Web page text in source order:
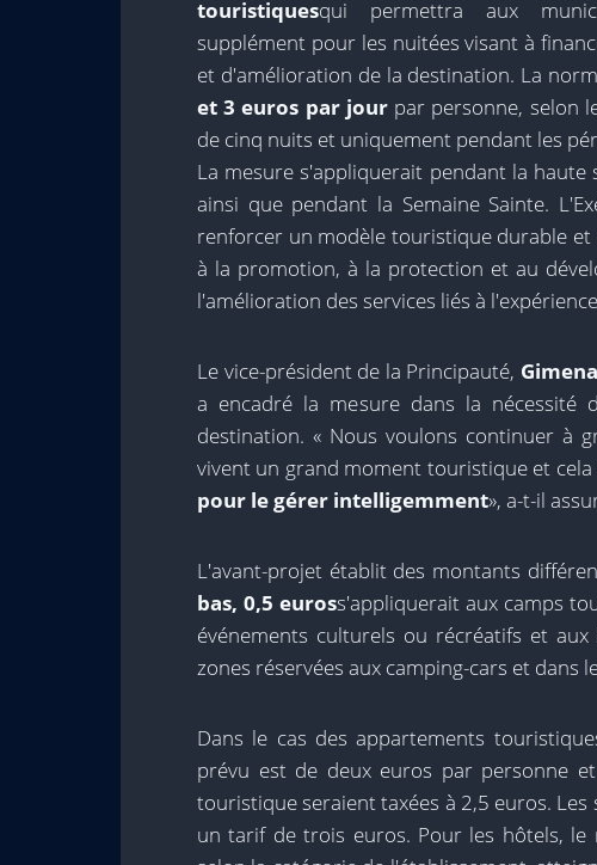
touristiquesqui permettra aux
supplément pour les nuitées visant à
et d'amélioration de la destination. La
et 3 euros par jourpar personne, selon
de cinq nuits et uniquement pendant les
La mesure s'appliquerait pendant la
ainsi que pendant la Semaine Sainte.
renforcer un modèle touristique durable et
à la promotion, à la protection et au
l'amélioration des services liés à
Le vice-président de la Principauté,
a encadré la mesure dans la nécessité
destination. « Nous voulons continuer à
vivent un grand moment touristique et cela
pour le gérer intelligemment», a-t-il
L'avant-projet établit des montants
bas, 0,5 euross'appliquerait aux camps
événements culturels ou récréatifs et
zones réservées aux camping-cars et dans
Dans le cas des appartements
prévu est de deux euros par personne
touristique seraient taxées à 2,5 euros.
un tarif de trois euros. Pour les hôtels,